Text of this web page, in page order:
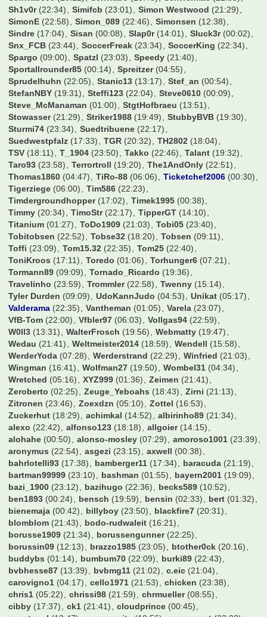
Sh1v0r (22:34) Simifcb (23:01) Simon Westwood (21:29)
SimonE (22:58) Simon_089 (22:46) Simonsen (12:38)
Sindre (17:04) Sisan (00:08) Slap0r (14:01) Sluck3r (00:02)
Snx_FCB (23:44) SoccerFreak (23:34) SoccerKing (22:34)
Spargo (09:00) Spatzl (23:03) Speedy (21:40)
Sportallrounder85 (00:14) Spreitzer (04:55)
Sprudelhuhn (22:05) Stanic13 (13:17) Stef_an (00:54)
StefanNBY (19:31) Steffi123 (22:04) Steve0610 (00:09)
Steve_McManaman (01:00) StgtHofbraeu (13:51)
Stowasser (21:29) Striker1988 (19:49) StubbyBVB (19:30)
Sturmi74 (23:34) Suedtribuene (22:17)
Suedwestpfalz (17:33) TGR (20:32) TH2802 (18:04)
TSV (18:11) T_1904 (23:50) Takko (22:46) Talant (19:32)
Taro93 (23:58) Terrortroll (19:20) The1AndOnly (22:51)
Thomas1860 (04:47) TiRo-88 (06:06) Ticketchef2006 (00:30)
Tigerziege (06:00) Tim586 (22:23)
Timdergroundhopper (17:02) Timek1995 (00:38)
Timmy (20:34) TimoStr (22:17) TipperGT (14:10)
Titanium (01:27) ToDo1909 (21:03) Tobi05 (23:40)
Tobitobsen (22:52) Tobse32 (18:20) Tobsen (09:11)
Toffi (23:09) Tom15.32 (22:35) Tom25 (22:40)
ToniKroos (17:11) Toredo (01:06) Torhunger6 (07:21)
Tormann89 (09:09) Tornado_Ricardo (19:36)
Travelinho (23:59) Trommler (22:58) Twenny (15:14)
Tyler Durden (09:09) UdoKannJudo (04:53) Unikat (05:17)
Valderama (22:35) Vantheman (01:05) Varela (23:07)
VfB-Tom (22:00) Vfbler97 (06:03) Vollgas94 (22:59)
W0ll3 (13:31) WalterFrosch (19:56) Webmatty (19:47)
Wedau (21:41) Weltmeister2014 (18:59) Wendell (15:58)
WerderYoda (07:28) Werderstrand (22:29) Winfried (21:03)
Wingman (16:41) Wolfman27 (19:50) Wombel31 (04:34)
Wretched (05:16) XYZ999 (01:36) Zeimen (21:41)
Zeroberto (02:25) Zeuge_Yeboahs (18:43) Zirni (21:13)
Zitronen (23:46) Zoexdzn (05:10) Zottel (16:53)
Zuckerhut (18:29) achimkal (14:52) albirinho89 (21:34)
alexo (22:42) alfonso123 (18:18) allgoier (14:15)
alohahe (00:50) alonso-mosley (07:29) amoroso1001 (23:39)
aronymus (22:54) asgezi (23:15) axwell (00:38)
bahrlotelli93 (17:38) bamberger11 (17:34) baracuda (21:19)
bartman99999 (23:10) bashman (01:55) bayern2001 (19:09)
bazi_1900 (23:12) bazihugo (22:36) becks589 (10:52)
ben1893 (00:24) bensch (19:59) bensin (02:33) bert (01:32)
bienemaja (00:42) billyboy (23:50) blackfire7 (20:31)
blomblom (21:43) bodo-rudwaleit (16:21)
borusse1909 (21:34) borussengunner (22:25)
borussin09 (12:13) brazzo1985 (23:05) btother0ck (20:16)
buddybs (01:14) bumbum70 (22:09) burki89 (22:43)
bvbhesse87 (13:39) bvbmg11 (21:02) c.eic (21:04)
carovigno1 (04:17) cello1971 (21:53) chicken (23:38)
chris1 (05:22) chrissi98 (21:59) chrmueller (08:55)
cibby (17:37) ck1 (21:41) cloudprince (00:45)